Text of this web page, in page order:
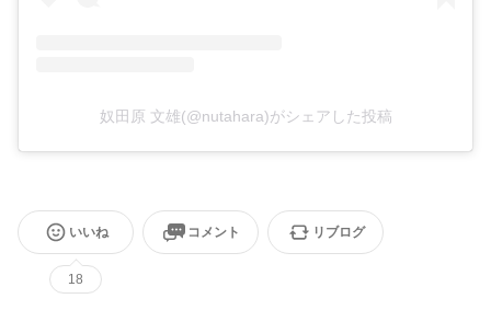
奴田原 文雄(@nutahara)がシェアした投稿
いいね
18
コメント リブログ